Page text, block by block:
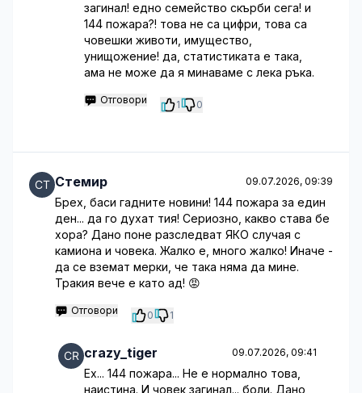
загинал! едно семейство скърби сега! и
144 пожара?! това не са цифри, това са
човешки животи, имущество,
унищожение! да, статистиката е така,
ама не може да я минаваме с лека ръка.
Отговори 1 0
Стемир 09.07.2026, 09:39
Брех, баси гадните новини! 144 пожара за един
ден... да го духат тия! Сериозно, какво става бе
хора? Дано поне разследват ЯКО случая с
камиона и човека. Жалко е, много жалко! Иначе -
да се вземат мерки, че така няма да мине.
Тракия вече е като ад! 😡
Отговори 0 1
crazy_tiger 09.07.2026, 09:41
Ех... 144 пожара... Не е нормално това,
наистина. И човек загинал... боли. Дано